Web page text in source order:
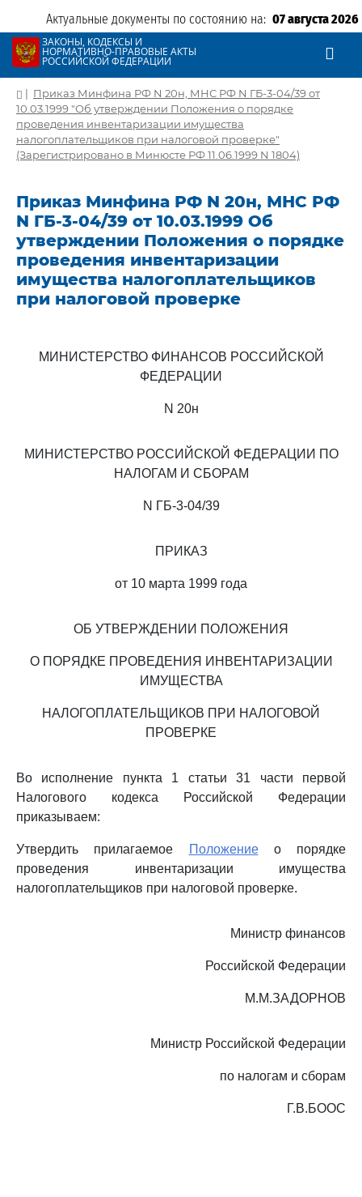
Актуальные документы по состоянию на: 07 августа 2026
ЗАКОНЫ, КОДЕКСЫ И
НОРМАТИВНО-ПРАВОВЫЕ АКТЫ
РОССИЙСКОЙ ФЕДЕРАЦИИ
| Приказ Минфина РФ N 20н, МНС РФ N ГБ-3-04/39 от
10.03.1999 "Об утверждении Положения о порядке
проведения инвентаризации имущества
налогоплательщиков при налоговой проверке"
(Зарегистрировано в Минюсте РФ 11.06.1999 N 1804)
Приказ Минфина РФ N 20н, МНС РФ
N ГБ-3-04/39 от 10.03.1999 Об
утверждении Положения о порядке
проведения инвентаризации
имущества налогоплательщиков
при налоговой проверке
МИНИСТЕРСТВО ФИНАНСОВ РОССИЙСКОЙ
ФЕДЕРАЦИИ
N 20н
МИНИСТЕРСТВО РОССИЙСКОЙ ФЕДЕРАЦИИ ПО
НАЛОГАМ И СБОРАМ
N ГБ-3-04/39
ПРИКАЗ
от 10 марта 1999 года
ОБ УТВЕРЖДЕНИИ ПОЛОЖЕНИЯ
О ПОРЯДКЕ ПРОВЕДЕНИЯ ИНВЕНТАРИЗАЦИИ
ИМУЩЕСТВА
НАЛОГОПЛАТЕЛЬЩИКОВ ПРИ НАЛОГОВОЙ
ПРОВЕРКЕ
Во исполнение пункта 1 статьи 31 части первой
Налогового кодекса Российской Федерации
приказываем:
Утвердить прилагаемое Положениео порядке
проведения инвентаризации имущества
налогоплательщиков при налоговой проверке.
Министр финансов
Российской Федерации
М.М.ЗАДОРНОВ
Министр Российской Федерации
по налогам и сборам
Г.В.БООС